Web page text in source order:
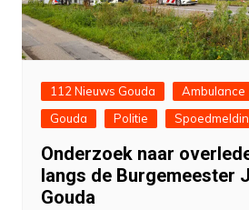
112 Nieuws Gouda Ambulance
Gouda
Politie
Onderzoek naar
langs de Burgemeester
Gouda